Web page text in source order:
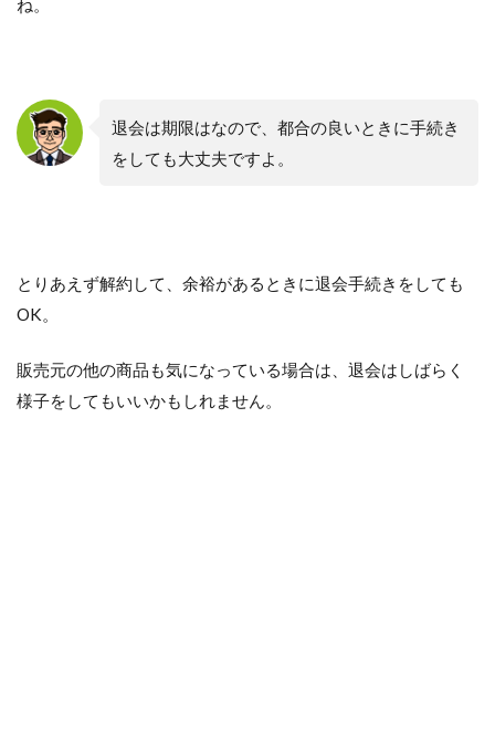
ね。
退会は期限はなので、都合の良いときに手続き
をしても大丈夫ですよ。
とりあえず解約して、余裕があるときに退会手続きをしても
OK。
販売元の他の商品も気になっている場合は、退会はしばらく
様子をしてもいいかもしれません。